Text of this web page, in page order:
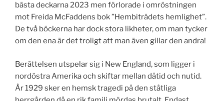
bästa deckarna 2023 men förlorade i omröstningen
mot Freida McFaddens bok ”Hembiträdets hemlighet”.
De två böckerna har dock stora likheter, om man tycker
om den ena är det troligt att man även gillar den andra!
Berättelsen utspelar sig i New England, som ligger i
nordöstra Amerika och skiftar mellan dåtid och nutid.
År 1929 sker en hemsk tragedi på den ståtliga